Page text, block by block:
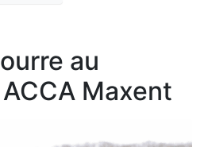
au
Maxent